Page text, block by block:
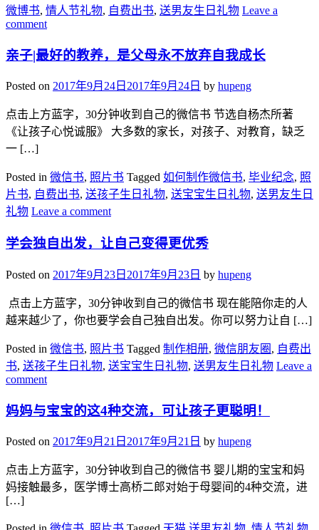
微博书, 情人节礼物, 自费出书, 送男友生日礼物 Leave a
comment
亲子|最好的教养，是父母永不放弃自我成长
Posted on 2017年9月24日 2017年9月24日 by hupeng
点击上方蓝字，30分钟收到自己的微信书 节选自杨杰所著
《让孩子心悦诚服》 大多数的家长，对孩子、对教育，缺乏
一 […]
Posted in 微信书, 照片书 Tagged 如何制作微信书, 毕业纪念, 照
片书, 自费出书, 送孩子生日礼物, 送宝宝生日礼物, 送男友生日
礼物 Leave a comment
学会独自出发，让自己变得更优秀
Posted on 2017年9月23日 2017年9月23日 by hupeng
​ 点击上方蓝字，30分钟收到自己的微信书 现在能陪你走的人
越来越少了，你也要学会自己独自出发。你可以努力让自 […]
Posted in 微信书, 照片书 Tagged 制作相册, 微信朋友圈 , 自费出
书, 送孩子生日礼物, 送宝宝生日礼物, 送男友生日礼物 Leave a
comment
妈妈与宝宝的这4种交流，可让孩子更聪明！
Posted on 2017年9月21日 2017年9月21日 by hupeng
点击上方蓝字，30分钟收到自己的微信书 婴儿期的宝宝和妈
妈接触最多，医学博士高桥二郎对始于母婴间的4种交流，进
[…]